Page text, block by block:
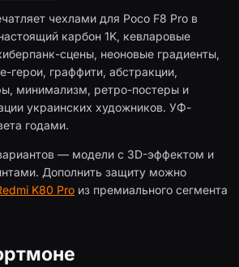
чехлами для Poco F8 Pro в
карбон 1K, кевларовые
сцены, неоновые градиенты,
герои, граффити, абстракции,
минимализм, ретро-постеры и
украинских художников. УФ-
годами.
— модели с 3D-эффектом и
Дополнить защиту можно
K80 Pro из премиального сегмента